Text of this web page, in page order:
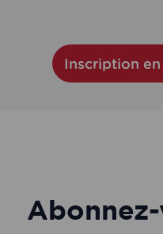
Inscription